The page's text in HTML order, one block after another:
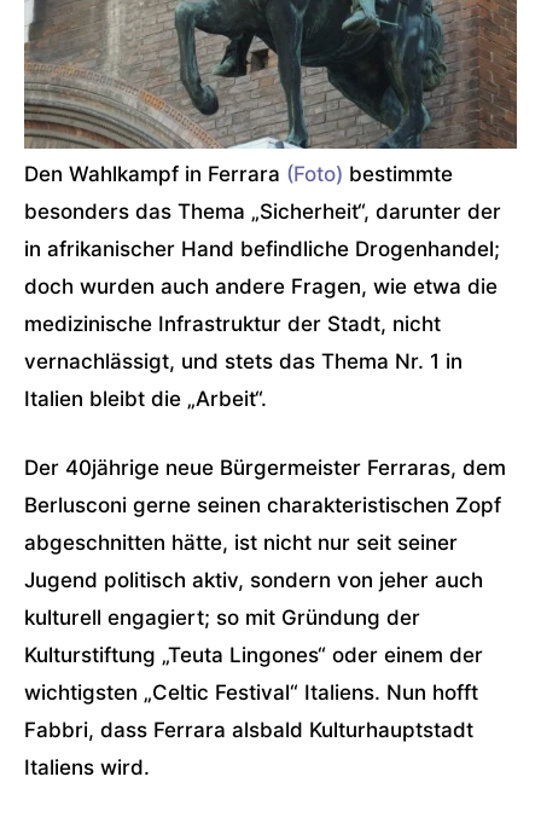
Den Wahlkampf in Ferrara (Foto) bestimmte
besonders das Thema „Sicherheit“, darunter der
in afrikanischer Hand befindliche Drogenhandel;
doch wurden auch andere Fragen, wie etwa die
medizinische Infrastruktur der Stadt, nicht
vernachlässigt, und stets das Thema Nr. 1 in
Italien bleibt die „Arbeit“.
Der 40jährige neue Bürgermeister Ferraras, dem
Berlusconi gerne seinen charakteristischen Zopf
abgeschnitten hätte, ist nicht nur seit seiner
Jugend politisch aktiv, sondern von jeher auch
kulturell engagiert; so mit Gründung der
Kulturstiftung „Teuta Lingones“ oder einem der
wichtigsten „Celtic Festival“ Italiens. Nun hofft
Fabbri, dass Ferrara alsbald Kulturhauptstadt
Italiens wird.